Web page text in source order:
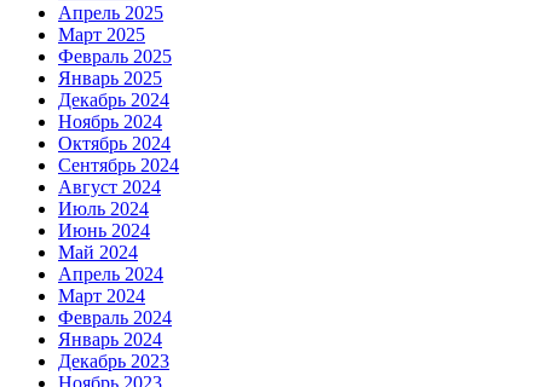
Апрель 2025
Март 2025
Февраль 2025
Январь 2025
Декабрь 2024
Ноябрь 2024
Октябрь 2024
Сентябрь 2024
Август 2024
Июль 2024
Июнь 2024
Май 2024
Апрель 2024
Март 2024
Февраль 2024
Январь 2024
Декабрь 2023
Ноябрь 2023